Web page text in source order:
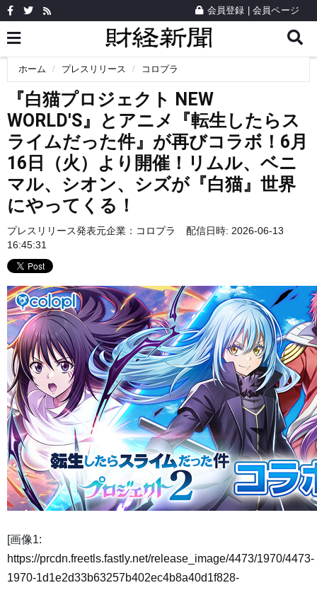
会員登録 会員ページ
ホーム プレスリリース コロプラ
『白猫プロジェクト NEW
WORLD'S』とアニメ『転生したらス
ライムだった件』が再びコラボ！6月
16日（火）より開催！リムル、ベニ
マル、シオン、シズが『白猫』世界
にやってくる！
プレスリリース発表元企業： コロプラ
配信日時: 2026-06-13
16:45:31
[画像1:
https://prcdn.freetls.fastly.net/release_image/4473/1970/4473-
1970-1d1e2d33b63257b402ec4b8a40d1f828-